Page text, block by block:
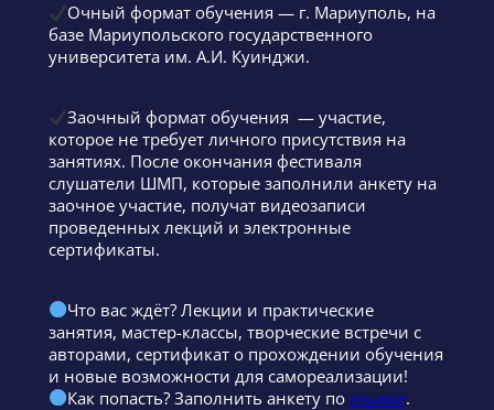
Очный формат обучения — г. Мариуполь, на
базе Мариупольского государственного
университета им. А.И. Куинджи.
Заочный формат обучения — участие,
которое не требует личного присутствия на
занятиях. После окончания фестиваля
слушатели ШМП, которые заполнили анкету на
заочное участие, получат видеозаписи
проведенных лекций и электронные
сертификаты.
Что вас ждёт? Лекции и практические
занятия, мастер-классы, творческие встречи с
авторами, сертификат о прохождении обучения
и новые возможности для самореализации!
Как попасть? Заполнить анкету по ссылке.